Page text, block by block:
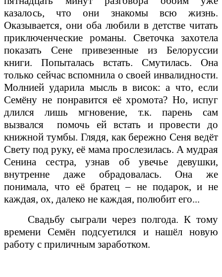
казалось, что они знакомы всю жизнь.
Оказывается, они оба любили в детстве читать
приключенческие романы. Светочка захотела
показать Сене привезенные из Белоруссии
книги. Попыталась встать. Смутилась. Она
только сейчас вспомнила о своей инвалидности.
Молнией ударила мысль в висок: а что, если
Семёну не понравится её хромота? Но, испуг
длился лишь мгновение, т.к. парень сам
вызвался
помочь ей встать и провести до
книжной тумбы. Глядя, как бережно Сеня ведёт
Свету под руку, её мама прослезилась. А мудрая
Сенина сестра, узнав об увечье девушки,
внутренне даже обрадовалась. Она же
понимала, что её братец – не подарок, и не
каждая, ох, далеко не каждая, полюбит его...
Свадьбу сыграли через полгода. К тому
времени Семён подсуетился и нашёл новую
работу с приличным заработком.